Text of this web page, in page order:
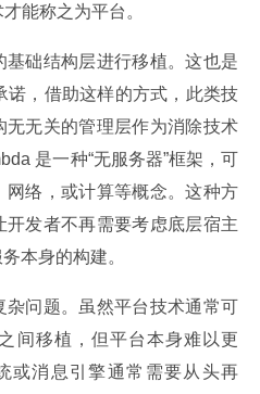
能称之为平台。
础结构层进行移植。这也是
诺，借助这样的方式，此类技
无关的管理层作为消除技术
是一种“无服务器”框架，可
网络，或计算等概念。这种方
发者不再需要考虑底层宿主
本身的构建。
问题。虽然平台技术通常可
间移植，但平台本身难以更
或消息引擎通常需要从头再